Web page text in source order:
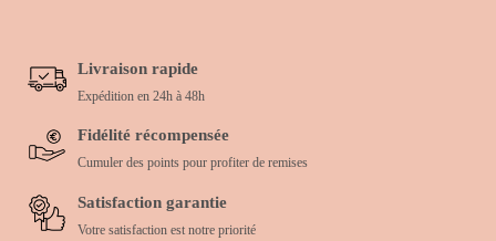
Livraison rapide
Expédition en 24h à 48h
Fidélité récompensée
Cumuler des points pour profiter de remises
Satisfaction garantie
Votre satisfaction est notre priorité